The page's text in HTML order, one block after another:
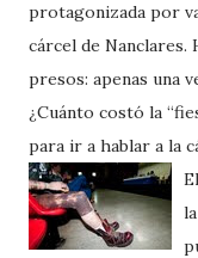
protagonizada por
cárcel de Nanclares.
presos: apenas una
¿Cuánto costó la
para ir a hablar a la